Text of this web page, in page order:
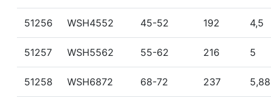
51256 WSH4552 45-52 192 4,5
51257 WSH5562 55-62 216 5
51258 WSH6872 68-72 237 5,88